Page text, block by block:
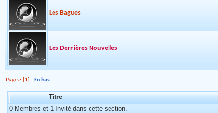
Les Bagues
Les Dernières Nouvelles
Pages: [ 1 ]En bas
Titre
0 Membres et 1 Invité dans cette section.